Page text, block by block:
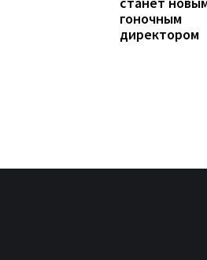
гоночным
директором